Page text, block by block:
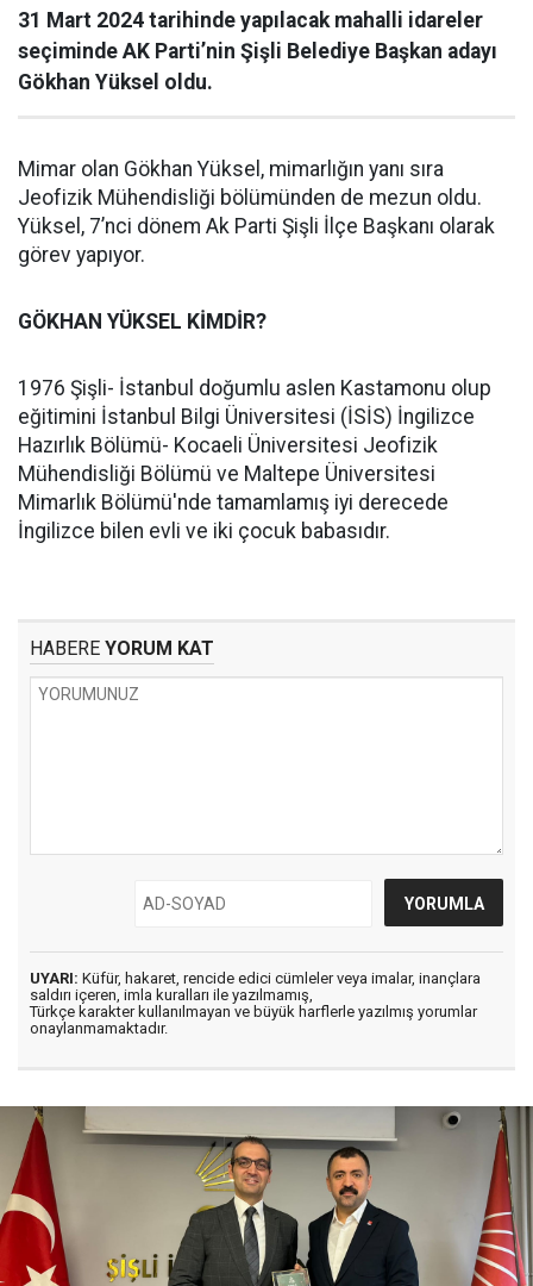
31 Mart 2024 tarihinde yapılacak mahalli idareler
seçiminde AK Parti’nin Şişli Belediye Başkan adayı
Gökhan Yüksel oldu.
Mimar olan Gökhan Yüksel, mimarlığın yanı sıra
Jeofizik Mühendisliği bölümünden de mezun oldu.
Yüksel, 7’nci dönem Ak Parti Şişli İlçe Başkanı olarak
görev yapıyor.
GÖKHAN YÜKSEL KİMDİR?
1976 Şişli- İstanbul doğumlu aslen Kastamonu olup
eğitimini İstanbul Bilgi Üniversitesi (İSİS) İngilizce
Hazırlık Bölümü- Kocaeli Üniversitesi Jeofizik
Mühendisliği Bölümü ve Maltepe Üniversitesi
Mimarlık Bölümü'nde tamamlamış iyi derecede
İngilizce bilen evli ve iki çocuk babasıdır.
HABERE YORUM KAT
UYARI: Küfür, hakaret, rencide edici cümleler veya imalar, inançlara
saldırı içeren, imla kuralları ile yazılmamış,
Türkçe karakter kullanılmayan ve büyük harflerle yazılmış yorumlar
onaylanmamaktadır.